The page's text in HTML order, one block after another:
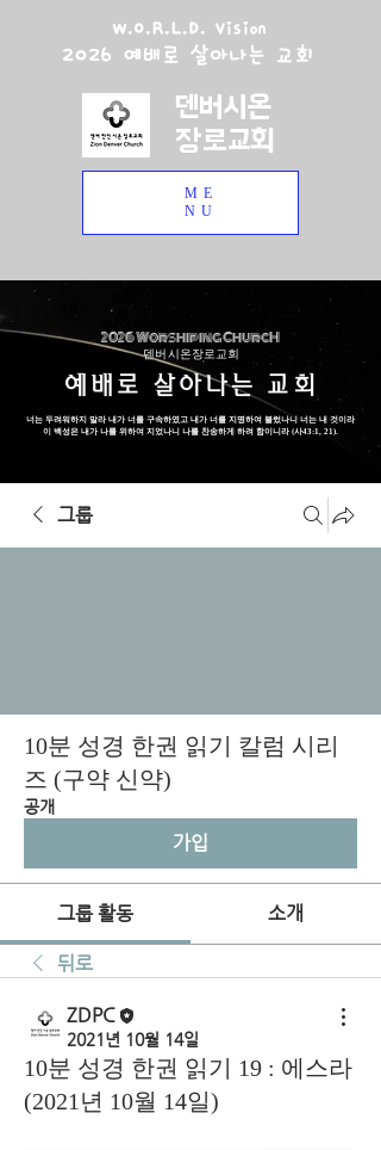
W.O.R.L.D. Vision
2026 예배로 살아나는 교회
덴버시온
장로교회
ME
NU
2026 Worshiping ChurcH
덴버 시온장로교회
예배로 살아나는 교회
너는 두려워하지 말라 내가 너를 구속하였고 내가 너를 지명하여 불렀나니 너는 내 것이라
이 백성은 내가 나를 위하여 지었나니 나를 찬송하게 하려 함이니라 (사43:1, 21).
그룹
10분 성경 한권 읽기 칼럼 시리
즈 (구약 신약)
공개
가입
그룹 활동 소개
뒤로
ZDPC
2021년 10월 14일
10분 성경 한권 읽기 19 : 에스라
(2021년 10월 14일)